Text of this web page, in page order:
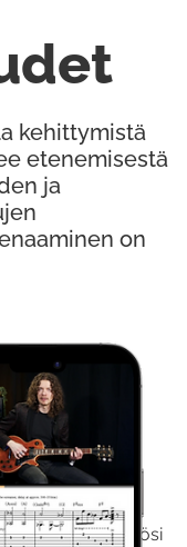
käyttöösi
kehittymistä
etenemisestä
ja
on